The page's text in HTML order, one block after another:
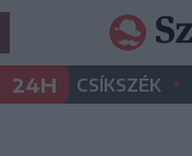
24H CSÍKSZÉK •